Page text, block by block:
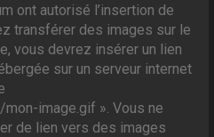
ont autorisé l’insertion de
transférer des images sur le
vous devrez insérer un lien
sur un serveur internet
image.gif ». Vous ne
de lien vers des images